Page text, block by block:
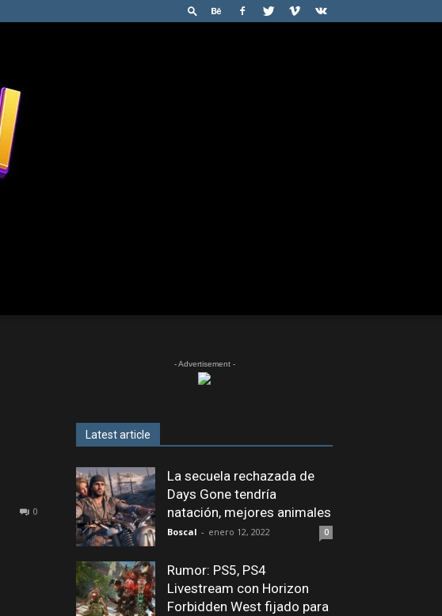
0
- Advertisement -
Latest article
La secuela rechazada de
Days Gone tendría
natación, mejores animales
Boscal - enero 12, 2022 0
Rumor: PS5, PS4
Livestream con Horizon
Forbidden West fijado para